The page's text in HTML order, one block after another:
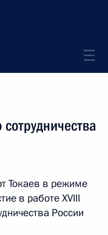
Токаев в режиме
в работе XVIII
России